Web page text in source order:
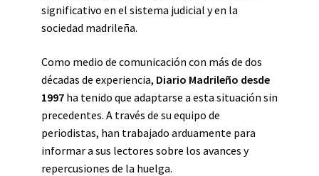
significativo en el sistema judicial y en la
sociedad madrileña.
Como medio de comunicación con más de dos
décadas de experiencia, Diario Madrileño desde
1997 ha tenido que adaptarse a esta situación sin
precedentes. A través de su equipo de
periodistas, han trabajado arduamente para
informar a sus lectores sobre los avances y
repercusiones de la huelga.